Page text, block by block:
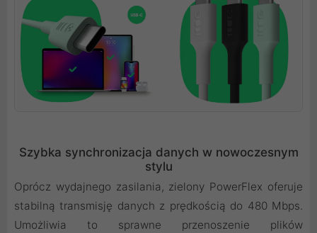
Szybka synchronizacja danych w nowoczesnym
stylu
Oprócz wydajnego zasilania, zielony PowerFlex oferuje
stabilną transmisję danych z prędkością do 480 Mbps.
Umożliwia to sprawne przenoszenie plików